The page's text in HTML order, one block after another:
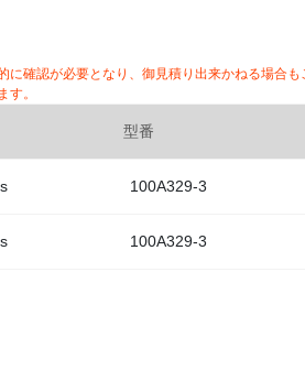
に確認が必要となり、御見積り出来かねる場合も
す。
型番
100A329-3
100A329-3